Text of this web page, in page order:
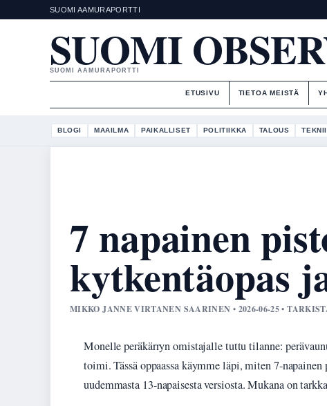
SUOMI AAMURAPORTTI
SUOMI
SUOMI AAMURAPORTTI
ETUSIVU TIETOA MEISTÄ
BLOGI MAAILMA PAIKALLISET POLITIIKKA TALOUS
7 napainen
kytkentäopas
MIKKO JANNE VIRTANEN SAARINEN • 2026-06-25 •
Monelle peräkärryn omistajalle tuttu tilanne:
toimi. Tässä oppaassa käymme läpi, miten 7-
uudemmasta 13-napaisesta versiosta. Mukana on